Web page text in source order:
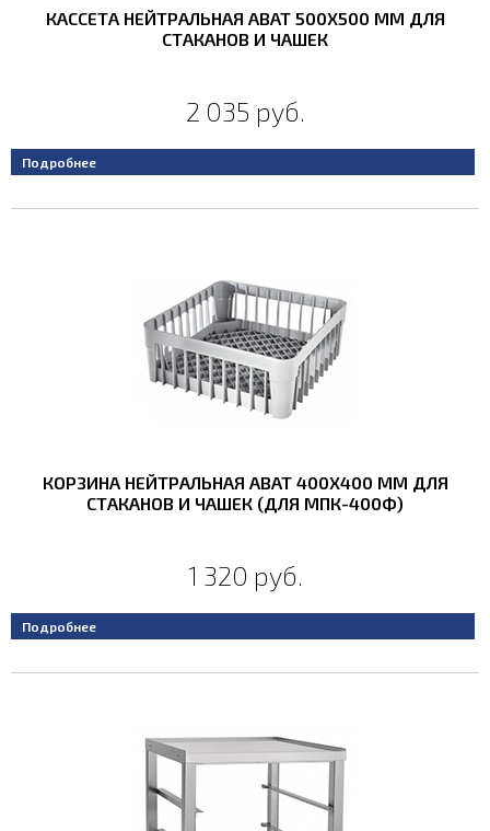
КАССЕТА НЕЙТРАЛЬНАЯ ABAT 500X500 ММ ДЛЯ
СТАКАНОВ И ЧАШЕК
2 035 руб.
Подробнее
КОРЗИНА НЕЙТРАЛЬНАЯ ABAT 400X400 ММ ДЛЯ
СТАКАНОВ И ЧАШЕК (ДЛЯ МПК-400Ф)
1 320 руб.
Подробнее